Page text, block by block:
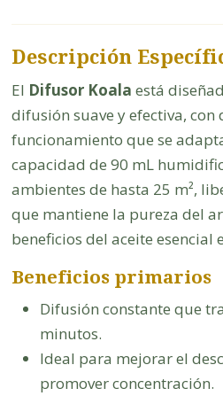
Descripción
El Difusor Koala está
difusión suave y efectiva,
funcionamiento que se
capacidad de 90 mL
ambientes de hasta 25 m²,
que mantiene la pureza del
beneficios del aceite esencial
Beneficios primarios
Difusión constante que
minutos.
Ideal para mejorar el
promover concentración.